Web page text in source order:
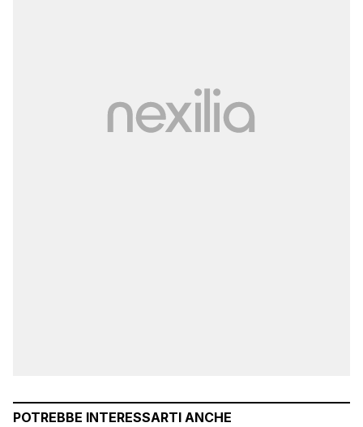
POTREBBE INTERESSARTI ANCHE